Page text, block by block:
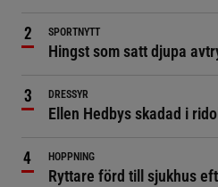
SPORTNYTT
Hingst som satt djupa
DRESSYR
Ellen Hedbys skadad i
HOPPNING
Ryttare förd till sjukhus